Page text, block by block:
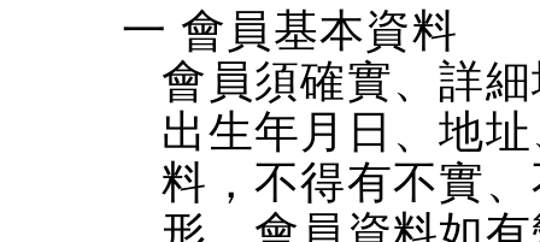
一 會員基本資料
會員須確實、詳
出生年月日、地
料，不得有不實